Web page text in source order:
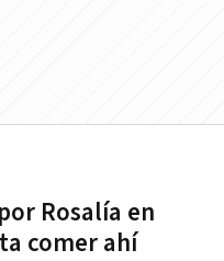
Rosalía en
comer ahí